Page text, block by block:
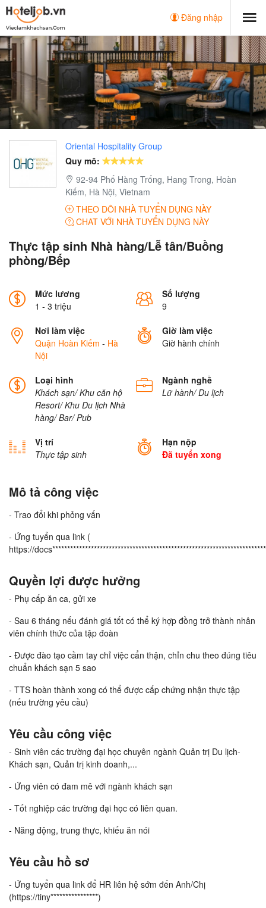
Đăng nhập
Oriental Hospitality Group
Quy mô:
92-94 Phố Hàng Trống, Hang Trong, Hoàn
Kiếm, Hà Nội, Vietnam
THEO DÕI NHÀ TUYỂN DỤNG NÀY
CHAT VỚI NHÀ TUYỂN DỤNG NÀY
Thực tập sinh Nhà hàng/Lễ tân/Buồng
phòng/Bếp
Mức lương
1 - 3 triệu
Số lượng
9
Nơi làm việc
Quận Hoàn Kiếm - Hà
Nội
Giờ làm việc
Giờ hành chính
Loại hình
Khách sạn/ Khu căn hộ
Resort/ Khu Du lịch Nhà
hàng/ Bar/ Pub
Ngành nghề
Lữ hành/ Du lịch
Vị trí
Thực tập sinh
Hạn nộp
Đã tuyển xong
Mô tả công việc
- Trao đổi khi phỏng vấn
- Ứng tuyển qua link (
https://
Quyền lợi được hưởng
- Phụ cấp ăn ca, gửi xe
- Sau 6 tháng nếu đánh giá tốt có thể ký hợp đồng trở thành nhân
viên chính thức của tập đoàn
- Được đào tạo cầm tay chỉ việc cẩn thận, chỉn chu theo đúng tiêu
chuẩn khách sạn 5 sao
- TTS hoàn thành xong có thể được cấp chứng nhận thực tập
(nếu trường yêu cầu)
Yêu cầu công việc
- Sinh viên các trường đại học chuyên ngành Quản trị Du lịch-
Khách sạn, Quản trị kinh doanh,...
- Ứng viên có đam mê với ngành khách sạn
- Tốt nghiệp các trường đại học có liên quan.
- Năng động, trung thực, khiếu ăn nói
Yêu cầu hồ sơ
- Ứng tuyển qua link để HR liên hệ sớm đến Anh/Chị
(https://tiny****************)